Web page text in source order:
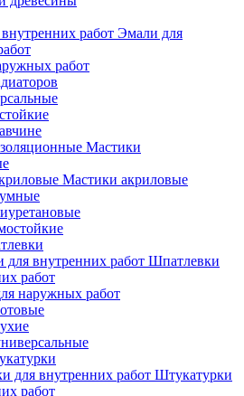
Эмали для
работ
Мастики
Мастики акриловые
Шпатлевки
работ
наружных работ
Штукатурки
работ